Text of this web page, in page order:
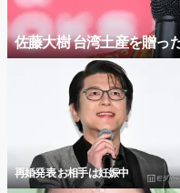
佐藤大樹 台湾土産を贈っ
再婚発表 お相手は妊娠中